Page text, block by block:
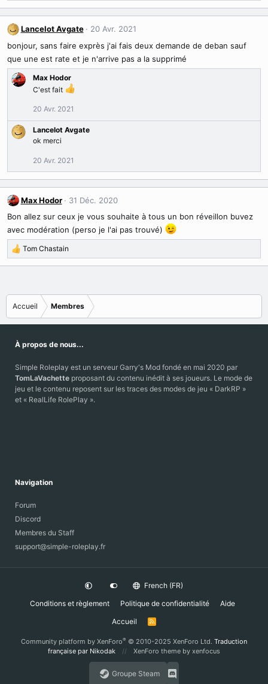
Lancelot Avgate
20 Avr. 2021
bonjour, sans faire exprès j'ai fais deux demande de deban sauf
que une est rate et je n'arrive pas a la supprimé
Max Hodor
C'est fait
20 Avr. 2021
Lancelot Avgate
ok merci
20 Avr. 2021
Max Hodor
31 Déc. 2020
Bon allez sur ceux je vous souhaite à tous un bon réveillon buvez
avec modération (perso je l'ai pas trouvé)
R
é
t
o
Tom Chastain
Accueil Membres
À propos de nous...
Simple Roleplay est un serveur Garry's Mod fondé en mai 2020 par
TomLaVachette proposant du contenu inédit à ses joueurs. Le mode de
jeu et le contenu reposent sur les traces des modes de jeu « DarkRP »
et « RealLife RolePlay ».
Navigation
Forum
Discord
Membres du Staff
support@simple-roleplay.fr
French (FR)
Conditions et règlement
Politique de confidentialité
Aide
Accueil
R
Community platform by XenForo® © 2010-2025 XenForo Ltd. Traduction
française par Nikodak
XenForo theme by xenfocus
Groupe Steam